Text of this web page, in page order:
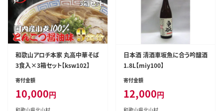
和歌山アロチ本家 丸高中華そば
3食入×3箱セット【ksw102】
寄付金額
10,000円
日本酒 清酒車坂魚に合う吟醸酒
1.8L【miy100】
寄付金額
12,000円